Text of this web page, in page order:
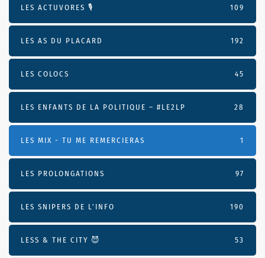
LES ACTUVORES 🎙 109
LES AS DU PLACARD 192
LES COLOCS 45
LES ENFANTS DE LA POLITIQUE – #LE2LP 28
LES MIX - TU ME REMERCIERAS 1
LES PROLONGATIONS 97
LES SNIPERS DE L’INFO 190
LESS & THE CITY 😈 53